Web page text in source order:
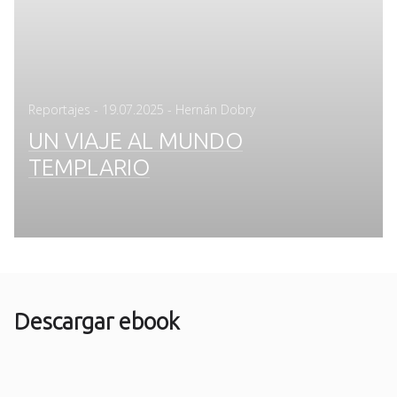
Reportajes - Posted
19.07.2025 - Hernán Dobry
UN VIAJE AL MUNDO
TEMPLARIO
Descargar ebook